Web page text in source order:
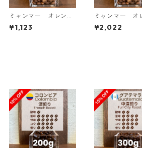
ミャンマー オレンジ
サンシャイン G１ ウォ
ッシュド・アナエロビ
¥1,123
ミャンマー オ
サンシャイン G
ッシュド・アナ
¥2,022